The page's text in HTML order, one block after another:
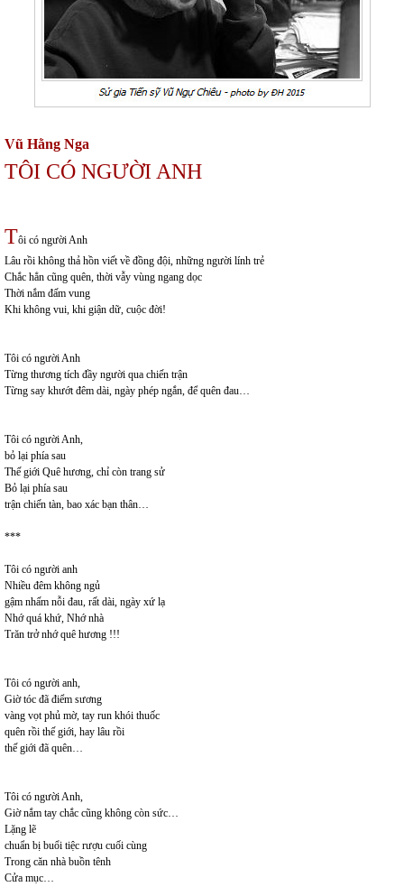
Vũ Hằng Nga
TÔI CÓ NGƯỜI ANH
Tôi có người Anh
Lâu rồi không thả hồn viết về đồng đội, những người lính trẻ
Chắc hẳn cũng quên, thời vẫy vùng ngang dọc
Thời nắm đấm vung
Khi không vui, khi giận dữ, cuộc đời!
Tôi có người Anh
Từng thương tích đầy người qua chiến trận
Từng say khướt đêm dài, ngày phép ngắn, để quên đau…
Tôi có người Anh,
bỏ lại phía sau
Thế giới Quê hương, chỉ còn trang sử
Bỏ lại phía sau
trận chiến tàn, bao xác bạn thân…
***
Tôi có người anh
Nhiều đêm không ngủ
gậm nhấm nỗi đau, rất dài, ngày xứ lạ
Nhớ quá khứ, Nhớ nhà
Trăn trở nhớ quê hương !!!
Tôi có người anh,
Giờ tóc đã điểm sương
vàng vọt phủ mờ, tay run khói thuốc
quên rồi thế giới, hay lâu rồi
thế giới đã quên…
Tôi có người Anh,
Giờ nắm tay chắc cũng không còn sức…
Lặng lẽ
chuẩn bị buổi tiệc rượu cuối cùng
Trong căn nhà buồn tênh
Cửa mục…